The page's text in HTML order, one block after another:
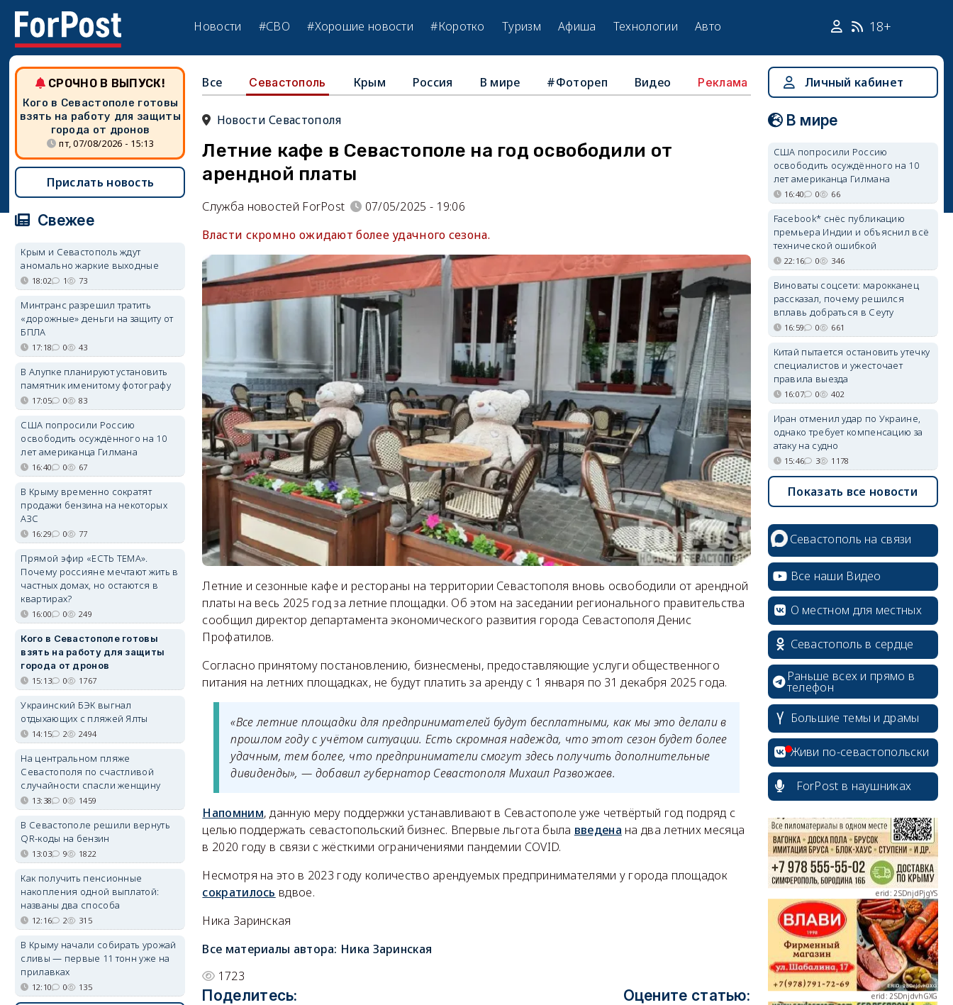
Новости #СВО #Хорошие новости #Коротко Туризм Афиша Технологии Авто 18+
Все Севастополь Крым Россия В мире #Фотореп Видео Реклама
Новости Севастополя
Летние кафе в Севастополе на год освободили от
арендной платы
Служба новостей ForPost
07/05/2025 - 19:06
Власти скромно ожидают более удачного сезона.
Летние и сезонные кафе и рестораны на территории Севастополя вновь освободили от арендной
платы на весь 2025 год за летние площадки. Об этом на заседании регионального правительства
сообщил директор департамента экономического развития города Севастополя Денис
Профатилов.
Согласно принятому постановлению, бизнесмены, предоставляющие услуги общественного
питания на летних площадках, не будут платить за аренду с 1 января по 31 декабря 2025 года.
«Все летние площадки для предпринимателей будут бесплатными, как мы это делали в
прошлом году с учётом ситуации. Есть скромная надежда, что этот сезон будет более
удачным, тем более, что предприниматели смогут здесь получить дополнительные
дивиденды», — добавил губернатор Севастополя Михаил Развожаев.
Напомним, данную меру поддержки устанавливают в Севастополе уже четвёртый год подряд с
целью поддержать севастопольский бизнес. Впервые льгота была введена на два летних месяца
в 2020 году в связи с жёсткими ограничениями пандемии COVID.
Несмотря на это в 2023 году количество арендуемых предпринимателями у города площадок
сократилось вдвое.
Ника Заринская
Все материалы автора: Ника Заринская
1723
Поделитесь: Оцените статью:
СРОЧНО В ВЫПУСК!
Кого в Севастополе готовы
взять на работу для защиты
города от дронов
пт, 07/08/2026 - 15:13
Прислать новость
Свежее
Крым и Севастополь ждут
аномально жаркие выходные
18:02 1 73
Минтранс разрешил тратить
«дорожные» деньги на защиту от
БПЛА
17:18 0 43
В Алупке планируют установить
памятник именитому фотографу
17:05 0 83
США попросили Россию
освободить осуждённого на 10
лет американца Гилмана
16:40 0 67
В Крыму временно сократят
продажи бензина на некоторых
АЗС
16:29 0 77
Прямой эфир «ЕСТЬ ТЕМА».
Почему россияне мечтают жить в
частных домах, но остаются в
квартирах?
16:00 0 249
Кого в Севастополе готовы
взять на работу для защиты
города от дронов
15:13 0 1767
Украинский БЭК выгнал
отдыхающих с пляжей Ялты
14:15 2 2494
На центральном пляже
Севастополя по счастливой
случайности спасли женщину
13:38 0 1459
В Севастополе решили вернуть
QR-коды на бензин
13:03 9 1822
Как получить пенсионные
накопления одной выплатой:
названы два способа
12:16 2 315
В Крыму начали собирать урожай
сливы — первые 11 тонн уже на
прилавках
12:10 0 135
Личный кабинет
В мире
США попросили Россию
освободить осуждённого на 10
лет американца Гилмана
16:40 0 66
Facebook* снёс публикацию
премьера Индии и объяснил всё
технической ошибкой
22:16 0 346
Виноваты соцсети: марокканец
рассказал, почему решился
вплавь добраться в Сеуту
16:59 0 661
Китай пытается остановить утечку
специалистов и ужесточает
правила выезда
16:07 0 402
Иран отменил удар по Украине,
однако требует компенсацию за
атаку на судно
15:46 3 1178
Показать все новости
Севастополь на связи
Все наши Видео
О местном для местных
Севастополь в сердце
Раньше всех и прямо в
телефон
Большие темы и драмы
Живи по-севастопольски
ForPost в наушниках
erid: 2SDnjcrDNw6
erid: 2SDnjdPjgYS
erid: 2SDnjdvhGXG